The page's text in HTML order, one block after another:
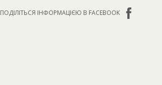
ПОДІЛІТЬСЯ ІНФОРМАЦІЄЮ В FACEBOOK